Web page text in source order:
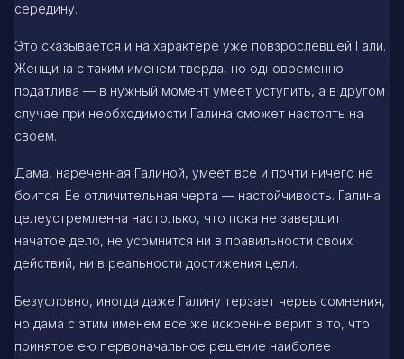
середину.
Это сказывается и на характере уже повзрослевшей Гали.
Женщина с таким именем тверда, но одновременно
податлива — в нужный момент умеет уступить, а в другом
случае при необходимости Галина сможет настоять на
своем.
Дама, нареченная Галиной, умеет все и почти ничего не
боится. Ее отличительная черта — настойчивость. Галина
целеустремленна настолько, что пока не завершит
начатое дело, не усомнится ни в правильности своих
действий, ни в реальности достижения цели.
Безусловно, иногда даже Галину терзает червь сомнения,
но дама с этим именем все же искренне верит в то, что
принятое ею первоначальное решение наиболее